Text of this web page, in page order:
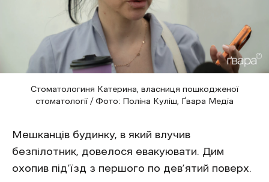
Стоматологиня Катерина, власниця пошкодженої
стоматології / Фото: Поліна Куліш, Ґвара Медіа
Мешканців будинку, в який влучив
безпілотник, довелося евакуювати. Дим
охопив під’їзд з першого по дев’ятий поверх.